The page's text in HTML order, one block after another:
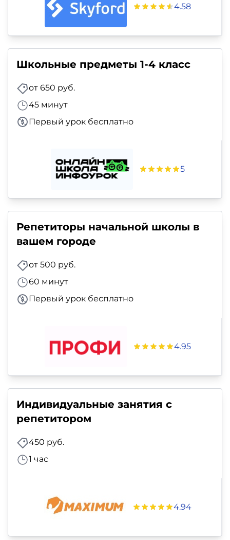
4.58
Школьные предметы 1-4 класс
от 650 руб.
45 минут
Первый урок бесплатно
5
Репетиторы начальной школы в
вашем городе
от 500 руб.
60 минут
Первый урок бесплатно
4.95
Индивидуальные занятия с
репетитором
450 руб.
1 час
4.94